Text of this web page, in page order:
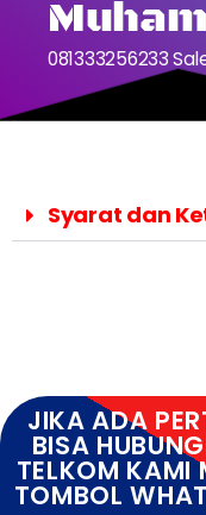
081333256233
Syarat dan
JIKA ADA
BISA
TELKOM KAMI
TOMBOL